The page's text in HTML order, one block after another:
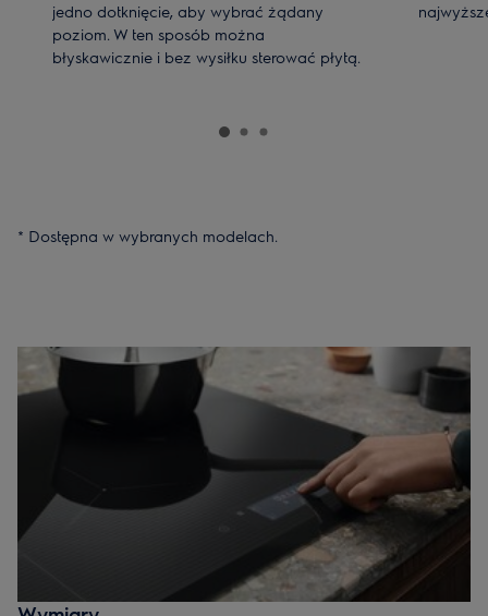
jedno dotknięcie, aby wybrać żądany
poziom. W ten sposób można
błyskawicznie i bez wysiłku sterować płytą.
* Dostępna w wybranych modelach.